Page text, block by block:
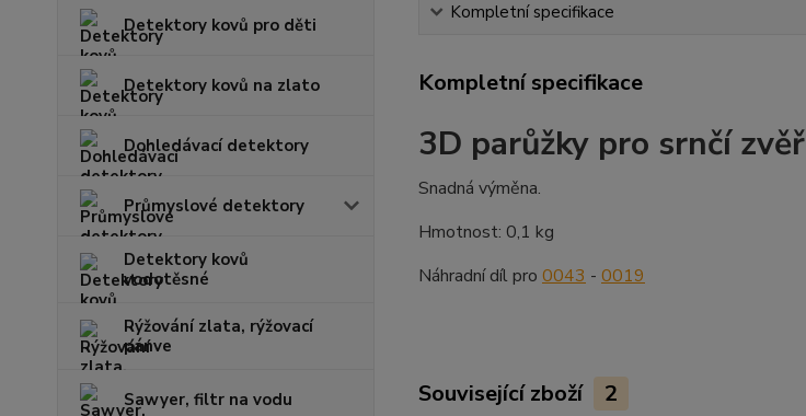
Detektory kovů pro děti
Detektory kovů na zlato
Dohledávací detektory
Průmyslové detektory
Detektory kovů
vodotěsné
Rýžování zlata, rýžovací
pánve
Sawyer, filtr na vodu
Kompletní specifikace
Kompletní specifikace
3D parůžky pro srnčí zvěř
Snadná výměna.
Hmotnost: 0,1 kg
Náhradní díl pro 0043 - 0019
Související zboží 2